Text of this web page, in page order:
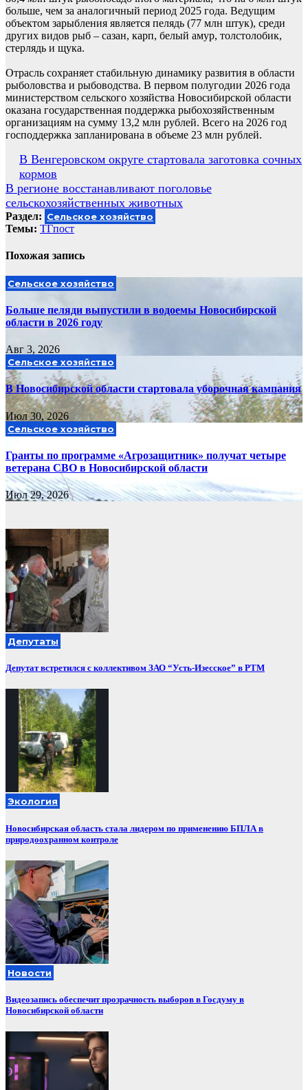
больше, чем за аналогичный период 2025 года. Ведущим
объектом зарыбления является пелядь (77 млн штук), среди
других видов рыб – сазан, карп, белый амур, толстолобик,
стерлядь и щука.
Отрасль сохраняет стабильную динамику развития в области
рыболовства и рыбоводства. В первом полугодии 2026 года
министерством сельского хозяйства Новосибирской области
оказана государственная поддержка рыбохозяйственным
организациям на сумму 13,2 млн рублей. Всего на 2026 год
господдержка запланирована в объеме 23 млн рублей.
Навигация
по
записям
В Венгеровском округе стартовала заготовка сочных
кормов
В регионе восстанавливают поголовье
сельскохозяйственных животных
Раздел: Сельское хозяйство
Темы: ТГпост
Похожая запись
Сельское хозяйство
Больше пеляди выпустили в водоемы Новосибирской
области в 2026 году
Авг 3, 2026
Сельское хозяйство
В Новосибирской области стартовала уборочная кампания
Июл 30, 2026
Сельское хозяйство
Гранты по программе «Агрозащитник» получат четыре
ветерана СВО в Новосибирской области
Июл 29, 2026
Депутаты
Депутат встретился с коллективом ЗАО “Усть-Изесское” в РТМ
Экология
Новосибирская область стала лидером по применению БПЛА в
природоохранном контроле
Новости
Видеозапись обеспечит прозрачность выборов в Госдуму в
Новосибирской области